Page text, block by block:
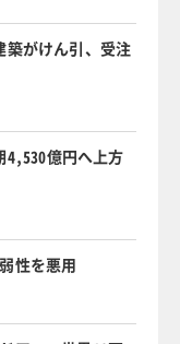
がけん引、受注
億円へ上方
性を悪用